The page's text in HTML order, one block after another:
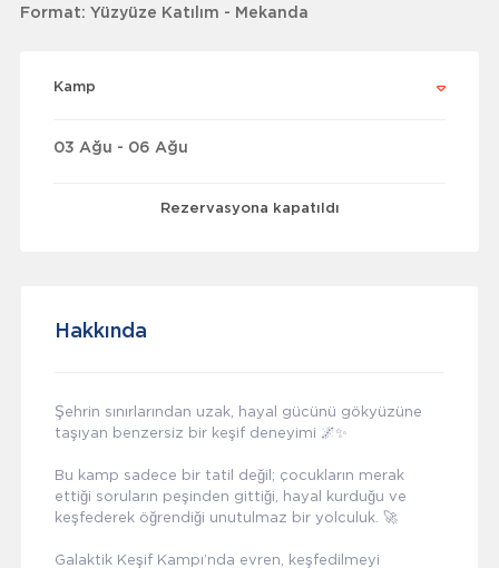
Format: Yüzyüze Katılım - Mekanda
Kamp
03 Ağu - 06 Ağu
Rezervasyona kapatıldı
Hakkında
Şehrin sınırlarından uzak, hayal gücünü gökyüzüne
taşıyan benzersiz bir keşif deneyimi 🌌✨
Bu kamp sadece bir tatil değil; çocukların merak
ettiği soruların peşinden gittiği, hayal kurduğu ve
keşfederek öğrendiği unutulmaz bir yolculuk. 🚀
Galaktik Keşif Kampı’nda evren, keşfedilmeyi